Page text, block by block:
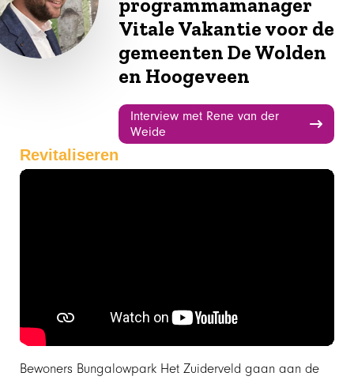
programmamanager
Vitale Vakantie voor de
gemeenten De Wolden
en Hoogeveen
Interview met Rene van der
Weide
Revitaliseren
Bewoners Bungalowpark Het Zuiderveld gaan aan de